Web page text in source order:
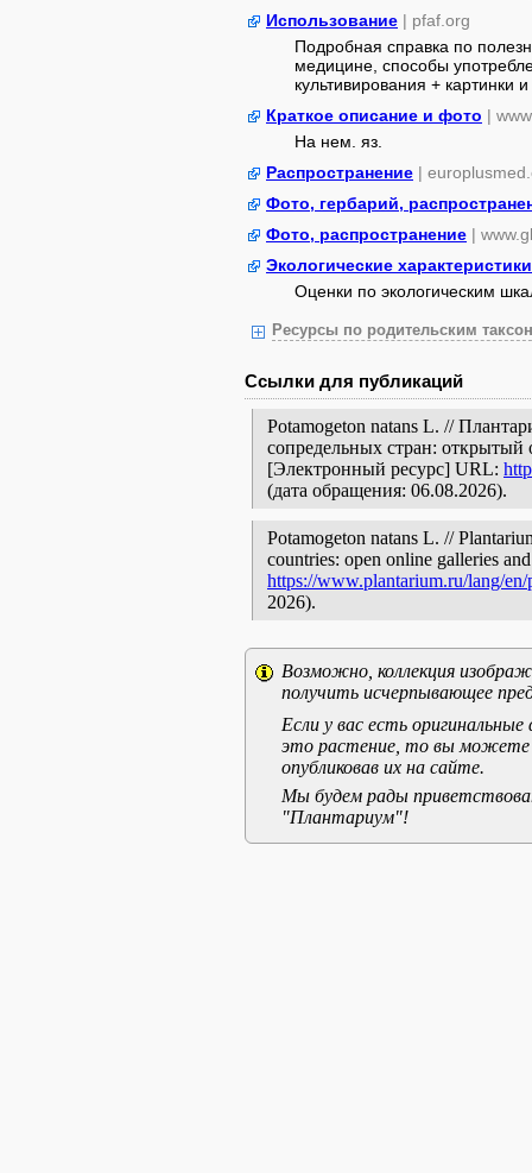
Использование | pfaf.org
Подробная справка по
медицине, способы
культивирования + картинки
Краткое описание и фото |
На нем. яз.
Распространение |
Фото, гербарий,
Фото, распространение |
Экологические характеристики
Оценки по экологическим
Ресурсы по родительским
Ссылки для публикаций
Potamogeton natans L. //
сопредельных стран: открытый
[Электронный ресурс] URL:
(дата обращения: 06.08.2026).
Potamogeton natans L. //
countries: open online galleries
https://www.plantarium.ru/lang/
2026).
Возможно, коллекция
получить исчерпывающее
Если у вас есть
это растение, то вы можете
опубликовав их на сайте.
Мы будем рады
"Плантариум"!